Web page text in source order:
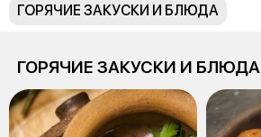
ГОРЯЧИЕ ЗАКУСКИ И БЛЮДА
ГОРЯЧИЕ ЗАКУСКИ И БЛЮДА